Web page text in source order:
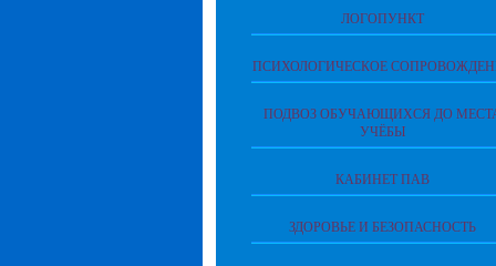
ЛОГОПУНКТ
ПСИХОЛОГИЧЕСКОЕ
ПОДВОЗ ОБУЧАЮЩИХСЯ ДО
УЧЁБЫ
КАБИНЕТ ПАВ
ЗДОРОВЬЕ И БЕЗОПАСНОСТЬ